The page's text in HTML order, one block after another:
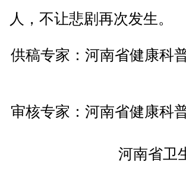
人，不让悲剧再次发生。
供稿专家：河南省健康科
审核专家：河南省健康科
河南省卫